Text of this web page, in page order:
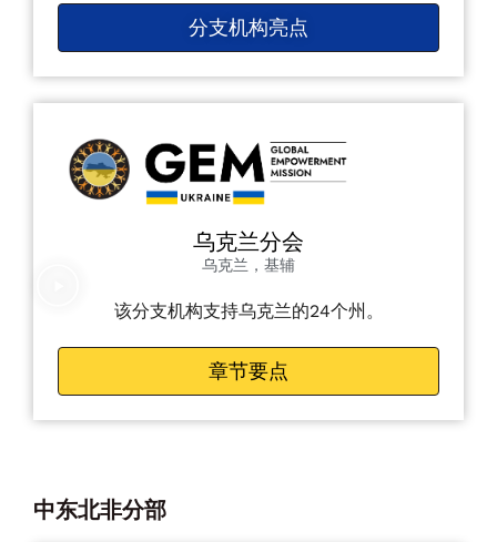
分支机构亮点
乌克兰分会
乌克兰，基辅
该分支机构支持乌克兰的24个州。
章节要点
中东北非分部